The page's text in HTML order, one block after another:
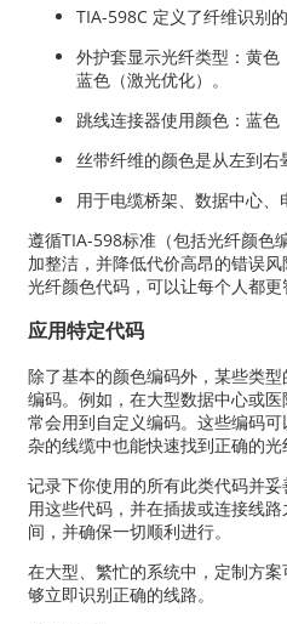
TIA-598C 定义了纤维识别
外护套显示光纤类型：黄
蓝色（激光优化）。
跳线连接器使用颜色：蓝色
丝带纤维的颜色是从左到右
用于电缆桥架、数据中心、
遵循TIA-598标准（包括光纤颜色
加整洁，并降低代价高昂的错误
光纤颜色代码，可以让每个人都更
应用特定代码
除了基本的颜色编码外，某些类
编码。例如，在大型数据中心或
常会用到自定义编码。这些编码
杂的线缆中也能快速找到正确的光
记录下你使用的所有此类代码并
用这些代码，并在插拔或连接线
间，并确保一切顺利进行。
在大型、繁忙的系统中，定制方
够立即识别正确的线路。